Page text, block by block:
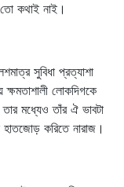
কথাই নাই।
সুবিধা প্রত্যাশা
লোকদিগকে
তার মধ্যেও তাঁর ঐ ভাবটা
করিতে নারাজ।